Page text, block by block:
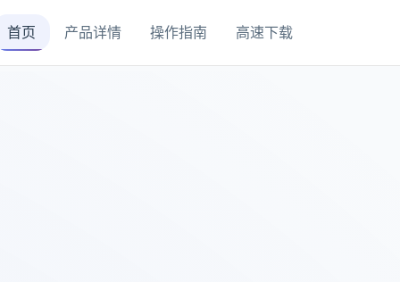
首页 产品详情 操作指南 高速下载